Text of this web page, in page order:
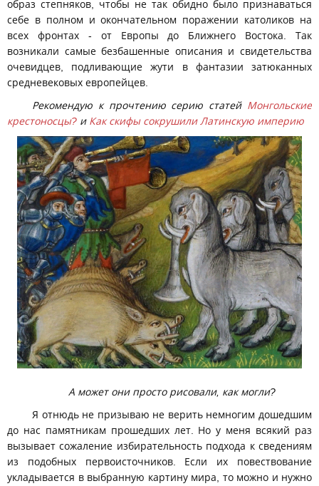
образ степняков, чтобы не так обидно было признаваться
себе в полном и окончательном поражении католиков на
всех фронтах - от Европы до Ближнего Востока. Так
возникали самые безбашенные описания и свидетельства
очевидцев, подливающие жути в фантазии затюканных
средневековых европейцев.
Рекомендую к прочтению серию статей Монгольские
крестоносцы? и Как скифы сокрушили Латинскую империю
А может они просто рисовали, как могли?
Я отнюдь не призываю не верить немногим дошедшим
до нас памятникам прошедших лет. Но у меня всякий раз
вызывает сожаление избирательность подхода к сведениям
из подобных первоисточников. Если их повествование
укладывается в выбранную картину мира, то можно и нужно